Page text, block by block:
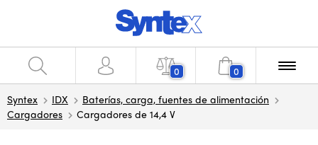
0 0
Syntex IDX
Baterías, carga, fuentes de alimentación
Cargadores
Cargadores de 14,4 V